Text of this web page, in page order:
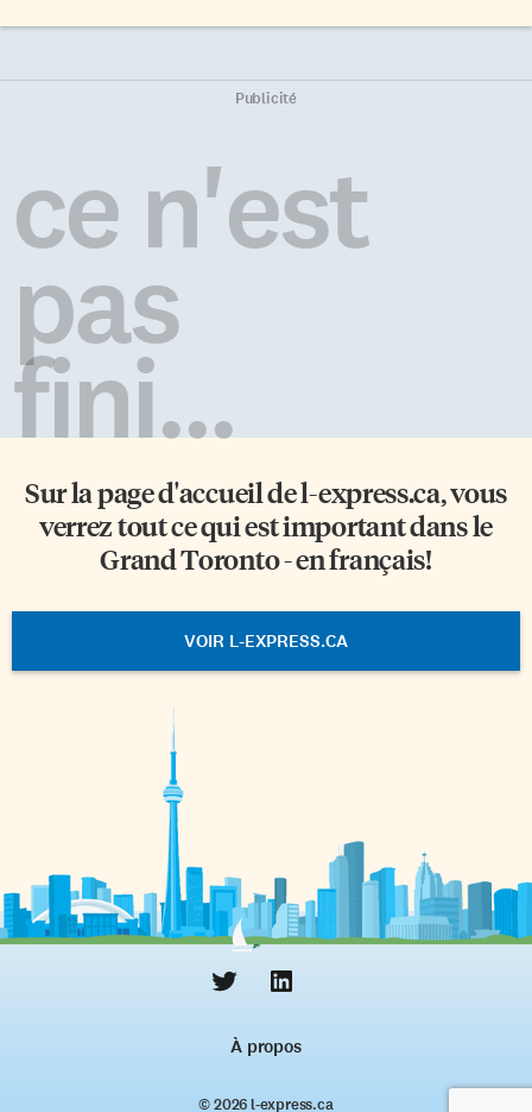
Publicité
ce n'est
pas
fini...
Sur la page d'accueil del-express.ca, vous
verrez tout ce qui est important dans le
Grand Toronto - en français!
VOIR L-EXPRESS.CA
À propos
© 2026 l‑express.ca